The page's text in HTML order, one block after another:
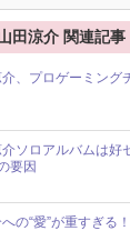
田涼介 関連記事
、プロゲーミング
介ソロアルバムは
要因
の“愛”が重すぎ